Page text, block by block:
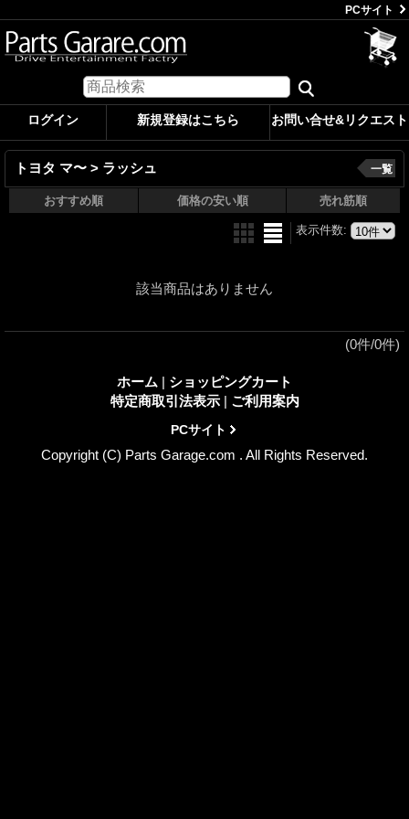
PCサイト
ログイン 新規登録はこちら お問い合せ&リクエスト
トヨタ マ〜 > ラッシュ 一覧
おすすめ順 価格の安い順 売れ筋順
表示件数:
該当商品はありません
(0件/0件)
ホーム | ショッピングカート
特定商取引法表示 | ご利用案内
PCサイト
Copyright (C) Parts Garage.com . All Rights Reserved.